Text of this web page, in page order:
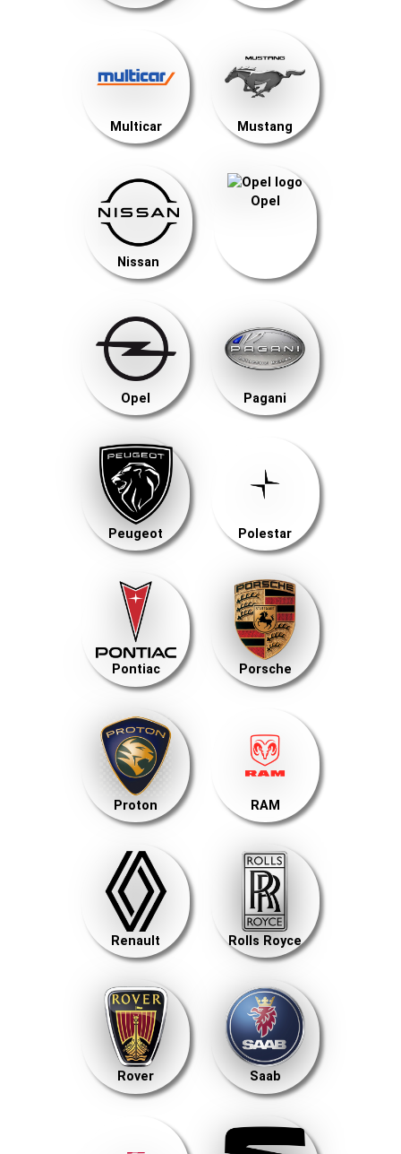
Multicar Mustang
Nissan
Opel
Opel Pagani
Peugeot Polestar
Pontiac Porsche
Proton RAM
Renault Rolls Royce
Rover Saab